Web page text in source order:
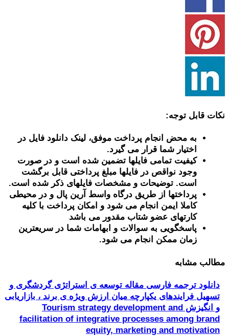
نکات قابل توجه:
به محض انجام پرداخت موفق، لینک دانلود فایل در
اختیار شما قرار می گیرد.
کیفیت تمامی فایلها تضمین شده است و در صورت
وجود نواقص در فایلها مبلغ پرداختی قابل برگشت
است. توضیحات و مشخصات فایلهای ذکر شده است.
پرداختها از طریق درگاه واسط آرین پال و در محیطی
کاملا ایمن انجام می شود و امکان پرداخت با کلیه
کارتهای عضو شتاب مقدور می باشد
پاسخگویی به سوالات و ابهامات شما در سریعترین
زمان ممکن انجام می شود.
مطالب مشابه
دانلود ترجمه فارسی مقاله توسعه ی استراتژی گردشگری و
تسهیل فرایندهای یکپارچه میان ارزش ویژه ی برند ، بازاریابی
و انگیزش Tourism strategy development and
facilitation of integrative processes among brand
equity, marketing and motivation